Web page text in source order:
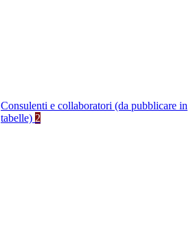
Consulenti e collaboratori (da pubblicare in
tabelle) 2